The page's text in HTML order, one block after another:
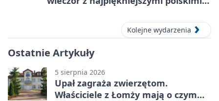
Kolejne wydarzenia
Ostatnie Artykuły
5 sierpnia 2026
Upał zagraża zwierzętom.
Właściciele z Łomży mają o czym